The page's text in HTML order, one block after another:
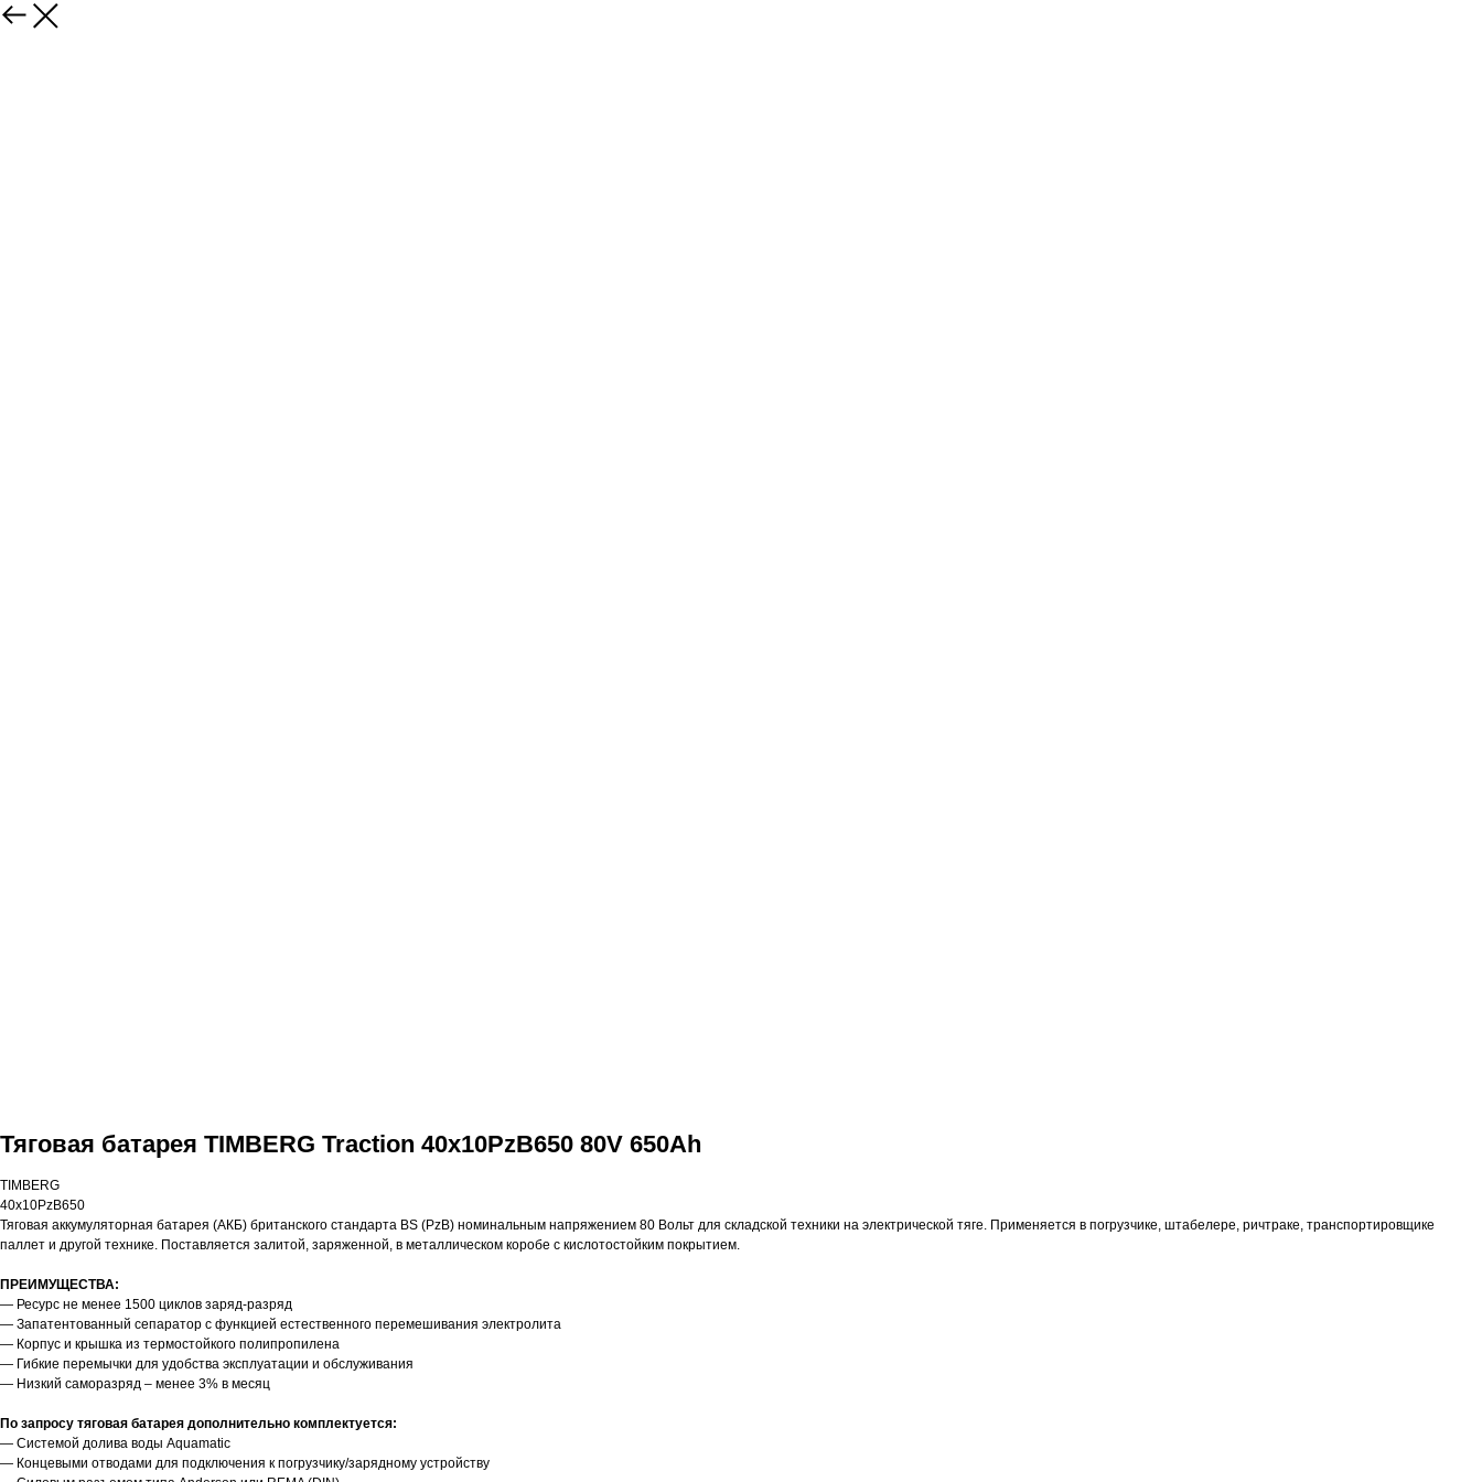
Тяговая батарея TIMBERG Traction 40x10PzB650 80V 650Ah
TIMBERG
40x10PzB650
Тяговая аккумуляторная батарея (АКБ) британского стандарта BS (PzB) номинальным напряжением 80 Вольт для складской техники на электрической тяге. Применяется в погрузчике, штабелере, ричтраке, транспортировщике
паллет и другой технике. Поставляется залитой, заряженной, в металлическом коробе с кислотостойким покрытием.
ПРЕИМУЩЕСТВА:
— Ресурс не менее 1500 циклов заряд-разряд
— Запатентованный сепаратор с функцией естественного перемешивания электролита
— Корпус и крышка из термостойкого полипропилена
— Гибкие перемычки для удобства эксплуатации и обслуживания
— Низкий саморазряд – менее 3% в месяц
По запросу тяговая батарея дополнительно комплектуется:
— Системой долива воды Aquamatic
— Концевыми отводами для подключения к погрузчику/зарядному устройству